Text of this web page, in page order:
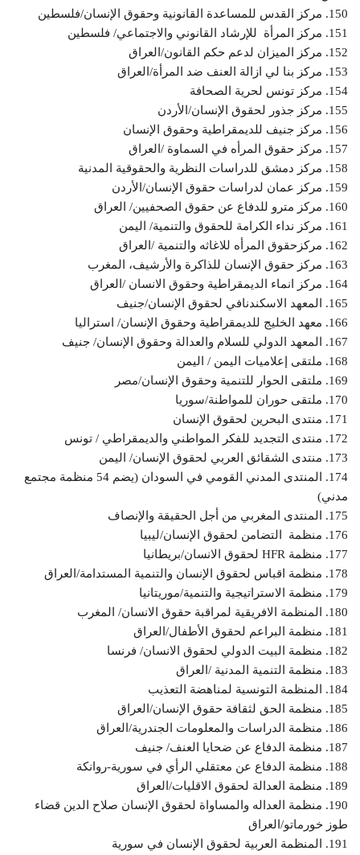
150. مركز القدس للمساعدة القانونية وحقوق الإنسان/فلسطين
151. مركز المرأة للإرشاد القانوني والاجتماعي/ فلسطين
152. مركز الميزان لدعم حكم القانون/العراق
153. مركز بنا لي ازالة العنف ضد المرأة/العراق
154. مركز تونس لحرية الصحافة
155. مركز جذور لحقوق الإنسان/الأردن
156. مركز جنيف للديمقراطية وحقوق الإنسان
157. مركز حقوق المرأه في السماوة /العراق
158. مركز دمشق للدراسات النظرية والحقوقية المدنية
159. مركز عمان لدراسات حقوق الإنسان/الأردن
160. مركز مترو للدفاع عن حقوق الصحفيين/ العراق
161. مركز نداء الكرامة للحقوق والتنمية/ اليمن
162. مركزحقوق المرأه للاغاثه والتنمية /العراق
163. مركز حقوق الإنسان للذاكرة والأرشيف، المغرب
164. مرکز انماء الدیمقراطیة وحقوق الانسان /العراق
165. المعهد الاسكندنافي لحقوق الإنسان/جنيف
166. معهد الخليج للديمقراطية وحقوق الإنسان/ استراليا
167. المعهد الدولي للسلام والعدالة وحقوق الإنسان/ جنيف
168. ملتقى إعلاميات اليمن / اليمن
169. ملتقى الحوار للتنمية وحقوق الإنسان/مصر
170. ملتقى حوران للمواطنة/سوريا
171. منتدى البحرين لحقوق الإنسان
172. منتدى التجديد للفكر المواطني والديمقراطي / تونس
173. منتدى الشقائق العربي لحقوق الإنسان/ اليمن
174. المنتدى المدني القومي في السودان (يضم 54 منظمة مجتمع
مدني)
175. المنتدى المغربي من أجل الحقيقة والإنصاف
176. منظمة التضامن لحقوق الإنسان/ليبيا
177. منظمة HFR لحقوق الانسان/بريطانيا
178. منظمة اقباس لحقوق الإنسان والتنمية المستدامة/العراق
179. منظمة الاستراتيجية والتنمية/موريتانيا
180. المنظمة الافريقية لمراقبة حقوق الانسان/ المغرب
181. منظمة البراعم لحقوق الأطفال/العراق
182. منظمة البيت الدولي لحقوق الانسان/ فرنسا
183. منظمة التنمية المدنية /العراق
184. المنظمة التونسية لمناهضة التعذيب
185. منظمة الحق لثقافة حقوق الإنسان/العراق
186. منظمة الدراسات والمعلومات الجندرية/العراق
187. منظمة الدفاع عن ضحايا العنف/ جنيف
188. منظمة الدفاع عن معتقلي الرأي في سورية-روانكة
189. منظمة العدالة لحقوق الاقليات/العراق
190. منظمة العداله والمساواة لحقوق الإنسان صلاح الدين قضاء
طوز خورماتو/العراق
191. المنظمة العربية لحقوق الإنسان في سورية